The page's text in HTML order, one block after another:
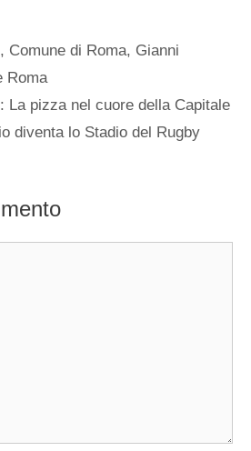
, Comune di Roma, Gianni
Roma
La pizza nel cuore della Capitale
diventa lo Stadio del Rugby